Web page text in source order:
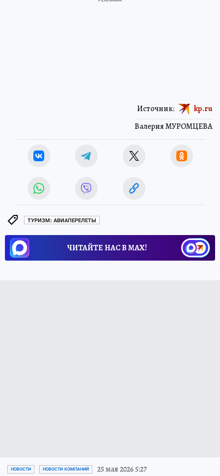
Валерия МУРОМЦЕВА
Источник: kp.ru
ТУРИЗМ: АВИАПЕРЕЛЕТЫ
ЧИТАЙТЕ НАС В МАХ!
НОВОСТИ НОВОСТИ КОМПАНИЙ 25 мая 2026 5:27